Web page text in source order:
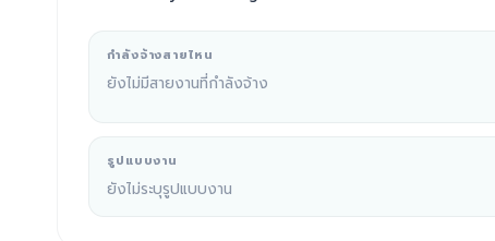
กำลังจ้างสายไหน
ยังไม่มีสายงานที่กำลังจ้าง
รูปแบบงาน
ยังไม่ระบุรูปแบบงาน